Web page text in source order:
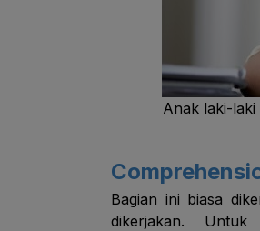
Anak laki-laki
Bagian ini biasa
dikerjakan. Untuk